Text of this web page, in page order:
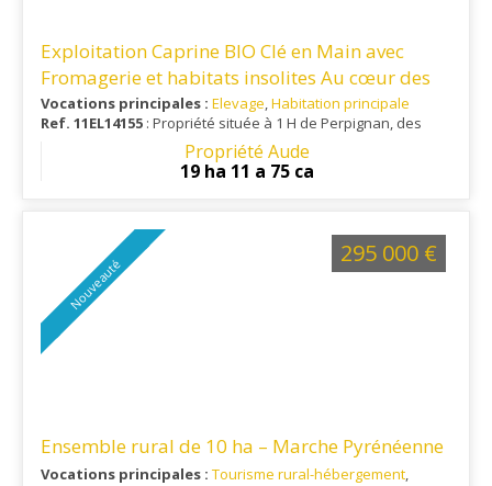
Exploitation Caprine BIO Clé en Main avec
Fromagerie et habitats insolites Au cœur des
Hautes-Corbières
Vocations principales : Elevage,Habitation principale
Ref. 11EL14155 : Propriété située à 1 H de Perpignan, des
plages de la Méditerranée et d'un aéroport international.
Ville toutes commodités à 30 minutes.
Propriété Aude
19 ha 11 a 75 ca
Nouveauté
Ensemble rural de 10 ha – Marche Pyrénéenne
Vocations principales : Tourisme rural-hébergement,
295 000 €